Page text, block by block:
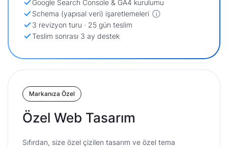
Google Search Console & GA4 kurulumu
Schema (yapısal veri) işaretlemeleri
i
3 revizyon turu · 25 gün teslim
Teslim sonrası 3 ay destek
Markanıza Özel
Özel Web Tasarım
Sıfırdan, size özel çizilen tasarım ve özel tema